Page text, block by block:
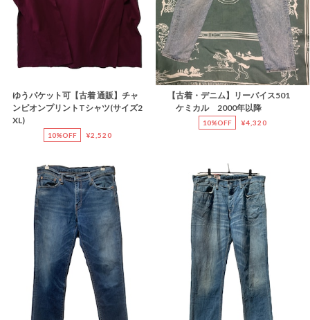
ゆうパケット可【古着 通販】チャ
ンピオンプリントTシャツ(サイズ2
XL)
10%OFF ¥2,520
【古着・デニム】リーバイス501
ケミカル 2000年以降
10%OFF ¥4,320